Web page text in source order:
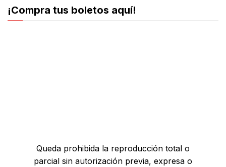
¡Compra tus boletos aquí!
Queda prohibida la reproducción total o
parcial sin autorización previa, expresa o